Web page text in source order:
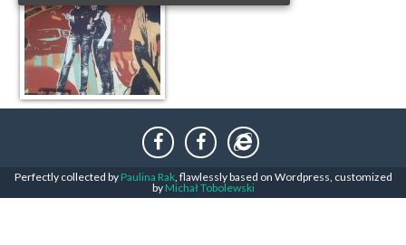
Perfectly collected by Paulina Rak, flawlessly based on Wordpress, customized
by Michał Tobolewski